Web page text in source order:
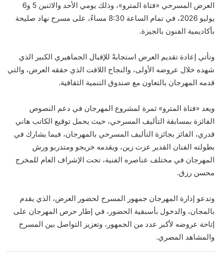
العرض المسرحي «فتاة المترو»، وذلك يومي الأحد والاثنين 5 و6
يوليو 2026، في تمام الساعة 8:30 مساءً، على مسرح نهاد صليحة
بأكاديمية الفنون بالجيزة.
وتأتي إعادة تقديم العرض استجابةً للإقبال الجماهيري الكبير الذي
شهده خلال عروضه الأولى، والنجاح اللافت الذي حققه العرض، والتي
قدمه المهرجان بالتعاون مع صندوق التنمية الثقافية.
ويعد «فتاة المترو» ثمرة لمشروع المهرجان في دعم النصوص
الفائزة بمسابقة التأليف المسرحي، حيث يحمل توقيع الكاتب هاني
قدري، الفائز بجائزة التأليف المسرحي بالمهرجان، فيما يشارك في
بطولته الفنان القدير عزت زين، ويقدمه خريجو ومتدربو ورش
المهرجان في مختلف عناصره الفنية، تحت الإشراف العام للمخرج
محسن رزق.
وتدعو إدارة المهرجان جمهور المسرح لحضور العرض، الذي يقدم
بالمجان، والدخول بأسبقية الحضور، في إطار حرص المهرجان على
إتاحة عروضه لأكبر عدد من الجمهور، وتعزيز التواصل بين المسرح
والمشاهد المصري.